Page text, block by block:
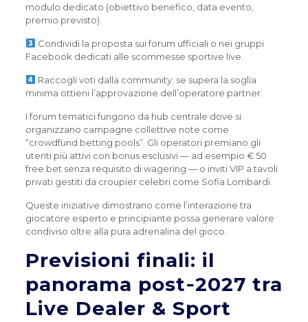
modulo dedicato (obiettivo benefico, data evento,
premio previsto).
Condividi la proposta sui forum ufficiali o nei gruppi
Facebook dedicati alle scommesse sportive live.
Raccogli voti dalla community; se supera la soglia
minima ottieni l’approvazione dell’operatore partner.
I forum tematici fungono da hub centrale dove si
organizzano campagne collettive note come
“crowdfund betting pools”. Gli operatori premiano gli
utenti più attivi con bonus esclusivi — ad esempio € 50
free bet senza requisito di wagering — o inviti VIP a tavoli
privati gestiti da croupier celebri come Sofia Lombardi.
Queste iniziative dimostrano come l’interazione tra
giocatore esperto e principiante possa generare valore
condiviso oltre alla pura adrenalina del gioco.
Previsioni finali: il
panorama post‑2027 tra
Live Dealer & Sport